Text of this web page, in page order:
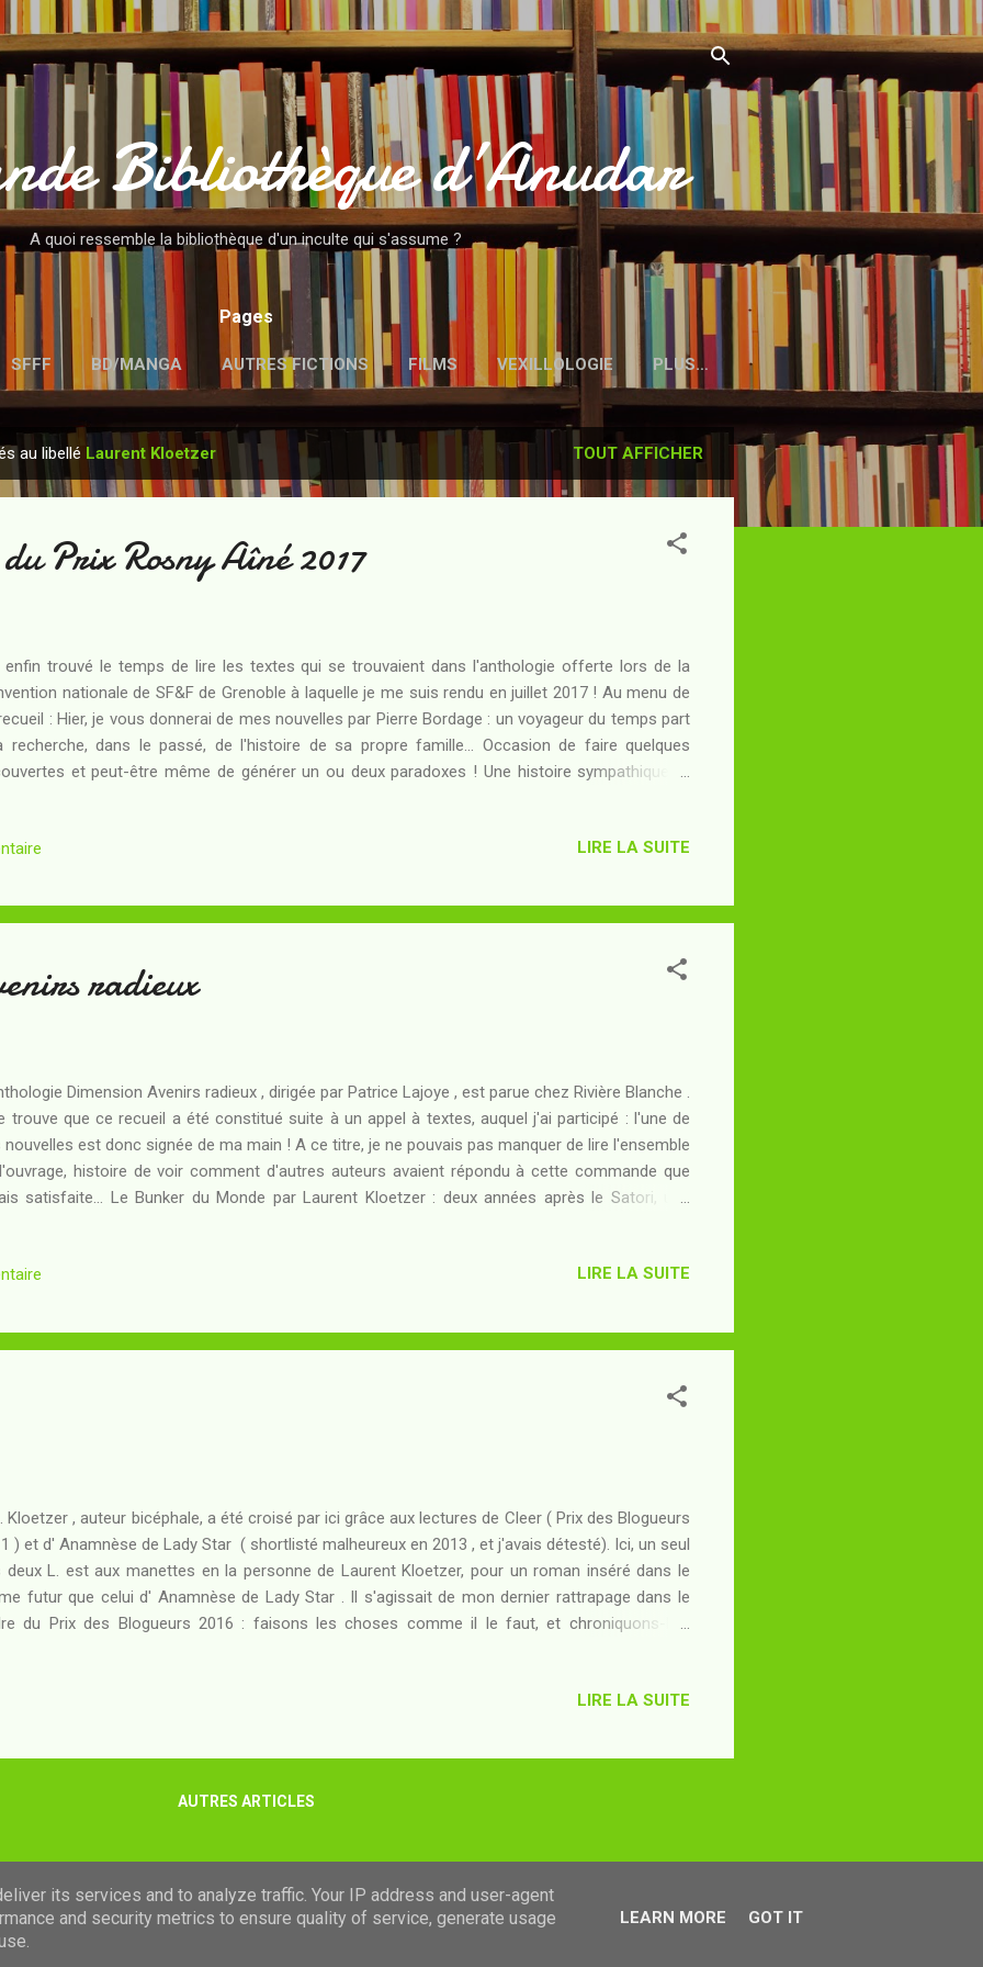
Accéder au contenu principal
Bibliothèque d’Anudar
A quoi ressemble la bibliothèque d'un inculte qui s'assume ?
Pages
SFFF BD/MANGA AUTRES FICTIONS FILMS VEXILLOLOGIE PLUS…
MENTIONS LÉGALES
au libellé Laurent Kloetzer TOUT AFFICHER
Prix Rosny Aîné 2017
enfin trouvé le temps de lire les textes qui se trouvaient dans l'anthologie offerte lors de la
nationale de SF&F de Grenoble à laquelle je me suis rendu en juillet 2017 ! Au menu de
: Hier, je vous donnerai de mes nouvelles par Pierre Bordage : un voyageur du temps part
recherche, dans le passé, de l'histoire de sa propre famille... Occasion de faire quelques
et peut-être même de générer un ou deux paradoxes ! Une histoire sympathique et
joue et rejoue des circonstances destinées à identifier un éventuel problème posé par
à saisir que la précédente. C'est un peu dommage... Les A...
LIRE LA SUITE
radieux
Dimension Avenirs radieux , dirigée par Patrice Lajoye , est parue chez Rivière Blanche .
trouve que ce recueil a été constitué suite à un appel à textes, auquel j'ai participé : l'une de
nouvelles est donc signée de ma main ! A ce titre, je ne pouvais pas manquer de lire l'ensemble
histoire de voir comment d'autres auteurs avaient répondu à cette commande que
satisfaite... Le Bunker du Monde par Laurent Kloetzer : deux années après le Satori, une
ou bien tenter, coûte que coûte, d'apprendre à vivre selon les nouvelles règles du monde ? Le
à donner au mot Satori dans ce te...
LIRE LA SUITE
Kloetzer , auteur bicéphale, a été croisé par ici grâce aux lectures de Cleer ( Prix des Blogueurs
) et d' Anamnèse de Lady Star ( shortlisté malheureux en 2013 , et j'avais détesté). Ici, un seul
deux L. est aux manettes en la personne de Laurent Kloetzer, pour un roman inséré dans le
futur que celui d' Anamnèse de Lady Star . Il s'agissait de mon dernier rattrapage dans le
du Prix des Blogueurs 2016 : faisons les choses comme il le faut, et chroniquons-le !
aux ordres du Cartel, menacée en permanence par les drones des Andins qui disposent du
criminelle à coups de revolver et de mystique chamanique mêlée de christianisme, elle
LIRE LA SUITE
AUTRES ARTICLES
Images de thèmes deluoman
its services and to analyze traffic. Your IP address and user-agent
and security metrics to ensure quality of service, generate usage
LEARN MORE GOT IT